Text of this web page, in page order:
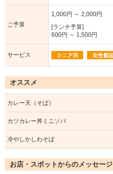
ご予算
1,000円 ～ 2,000円
[ランチ予算]
600円 ～ 1,500円
サービス
オススメ
カレー天（そば）
カツカレー丼ミニソバ
冷やしかしわそば
お店・スポットからのメッセージ